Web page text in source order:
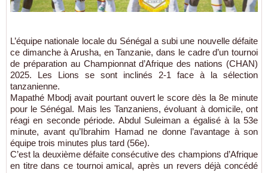
L’équipe nationale locale du Sénégal a subi une nouvelle défaite
ce dimanche à Arusha, en Tanzanie, dans le cadre d’un tournoi
de préparation au Championnat d’Afrique des nations (CHAN)
2025. Les Lions se sont inclinés 2-1 face à la sélection
tanzanienne.
Mapathé Mbodj avait pourtant ouvert le score dès la 8e minute
pour le Sénégal. Mais les Tanzaniens, évoluant à domicile, ont
réagi en seconde période. Abdul Suleiman a égalisé à la 53e
minute, avant qu’Ibrahim Hamad ne donne l’avantage à son
équipe trois minutes plus tard (56e).
C’est la deuxième défaite consécutive des champions d’Afrique
en titre dans ce tournoi amical, après un revers déjà concédé